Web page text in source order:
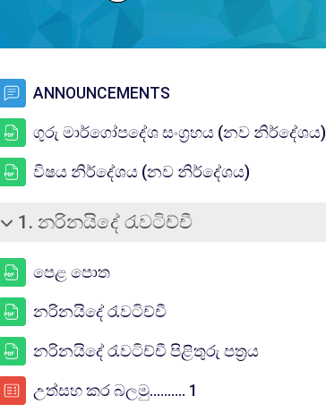
ANNOUNCEMENTS
ගුරු මාර්ගෝපදේශ සංග්‍රහය (නව නිර්දේශය)
විෂය නිර්දේශය (නව නිර්දේශය)
බිඳ වැටීම
1. නරිනයිදේ රැවටිච්චී
පෙළ පොත
නරිනයිදේ රැවටිච්චී
නරිනයිදේ රැවටිච්චී පිළිතුරු පත්‍රය
උත්සහ කර බලමු.......... 1